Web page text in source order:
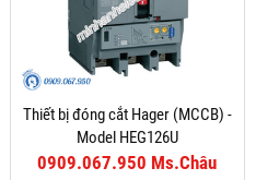
Thiết bị đóng cắt Hager (MCCB) -
Model HEG126U
0909.067.950 Ms.Châu